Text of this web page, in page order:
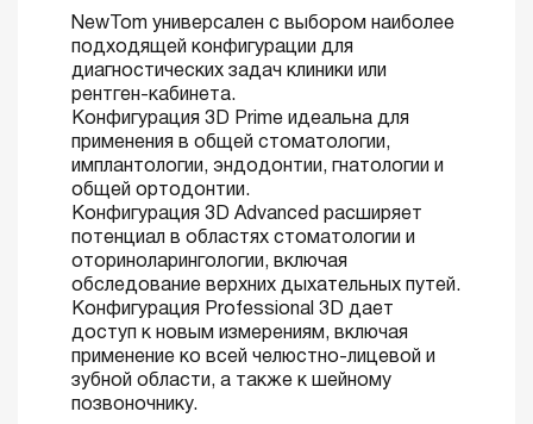
NewTom универсален с выбором наиболее
подходящей конфигурации для
диагностических задач клиники или
рентген-кабинета.
Конфигурация 3D Prime идеальна для
применения в общей стоматологии,
имплантологии, эндодонтии, гнатологии и
общей ортодонтии.
Конфигурация 3D Advanced расширяет
потенциал в областях стоматологии и
оториноларингологии, включая
обследование верхних дыхательных путей.
Конфигурация Professional 3D дает
доступ к новым измерениям, включая
применение ко всей челюстно-лицевой и
зубной области, а также к шейному
позвоночнику.